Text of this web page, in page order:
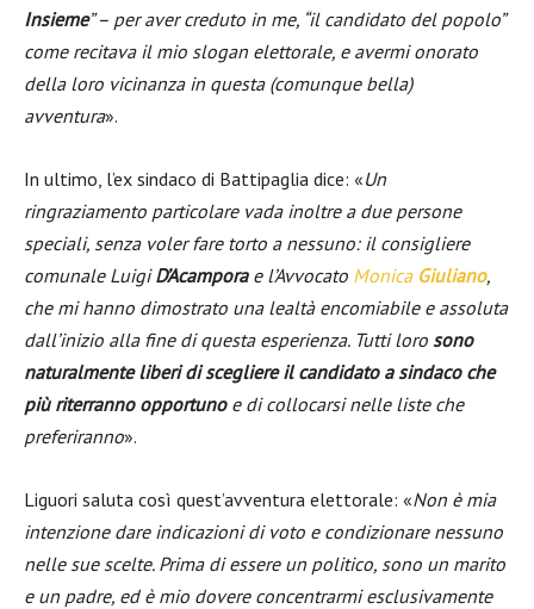
Insieme” – per aver creduto in me, “il candidato del popolo”
come recitava il mio slogan elettorale, e avermi onorato
della loro vicinanza in questa (comunque bella)
avventura».
In ultimo, l’ex sindaco di Battipaglia dice: «Un
ringraziamento particolare vada inoltre a due persone
speciali, senza voler fare torto a nessuno: il consigliere
comunale LuigiD’Acamporae l’Avvocato Monica Giuliano,
che mi hanno dimostrato una lealtà encomiabile e assoluta
dall’inizio alla fine di questa esperienza. Tutti loro sono
naturalmente liberi di scegliere il candidato a sindaco che
più riterranno opportunoe di collocarsi nelle liste che
preferiranno».
Liguori saluta così quest’avventura elettorale: «Non è mia
intenzione dare indicazioni di voto e condizionare nessuno
nelle sue scelte. Prima di essere un politico, sono un marito
e un padre, ed è mio dovere concentrarmi esclusivamente